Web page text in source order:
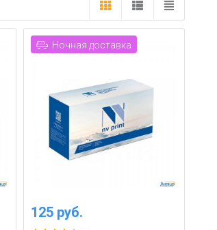
Ночная доставка
125 руб.